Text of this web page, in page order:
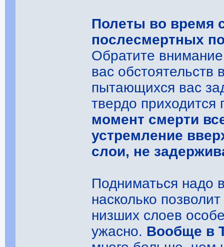
Полеты во время
послесмертных
Обратите
вас обстоятельств
пытающихся вас
твердо приходится
момент смерти
устремление
слои, не
Подниматься
насколько
низших слоев
ужасно. Вообще в